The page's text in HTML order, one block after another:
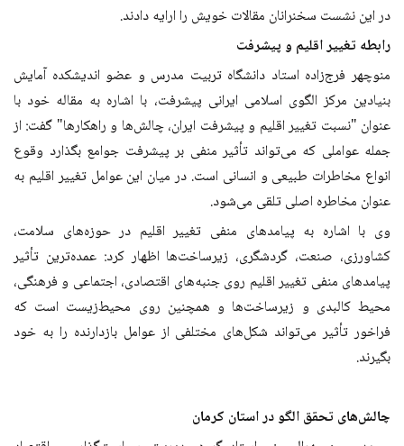
در این نشست سخنرانان مقالات خویش را ارایه دادند.
رابطه تغییر اقلیم و پیشرفت
منوچهر فرج‌زاده استاد دانشگاه تربیت مدرس و عضو اندیشکده آمایش
بنیادین مرکز الگوی اسلامی ایرانی پیشرفت، با اشاره به مقاله خود با
عنوان "نسبت تغییر اقلیم و پیشرفت ایران، چالش‌ها و راهکارها" گفت: از
جمله عواملی که می‌تواند تأثیر منفی بر پیشرفت جوامع بگذارد وقوع
انواع مخاطرات طبیعی و انسانی است. در میان این عوامل تغییر اقلیم به
عنوان مخاطره اصلی تلقی می‌شود.
وی با اشاره به پیامدهای منفی تغییر اقلیم در حوزه‌های سلامت،
کشاورزی، صنعت، گردشگری، زیرساخت‌ها اظهار کرد: عمده‌ترین تأثیر
پیامدهای منفی تغییر اقلیم روی جنبه‌های اقتصادی، اجتماعی و فرهنگی،
محیط کالبدی و زیرساخت‌ها و همچنین روی محیط‌زیست است که
فراخور تأثیر می‌تواند شکل‌های مختلفی از عوامل بازدارنده را به خود
بگیرند.
چالش‌های تحقق الگو در استان کرمان